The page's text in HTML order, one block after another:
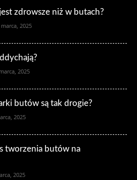
zdrowsze niż w butach?
2025
2025
butów są tak drogie?
2025
tworzenia butów na
2025